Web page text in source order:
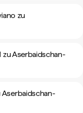
zu
zu Aserbaidschan-
Aserbaidschan-